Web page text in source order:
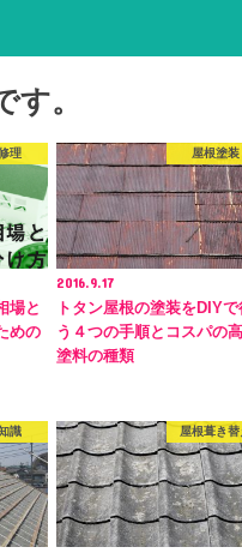
す。
理
場と
めの
屋根塗装
2016.9.17
トタン屋根の塗装をDIYで
う４つの手順とコスパの
塗料の種類
識 屋根葺き替